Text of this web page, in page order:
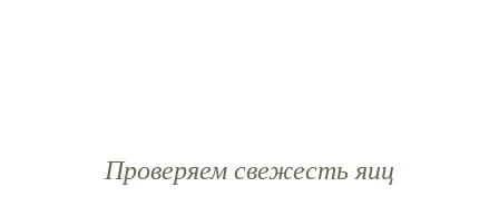
Проверяем свежесть яиц